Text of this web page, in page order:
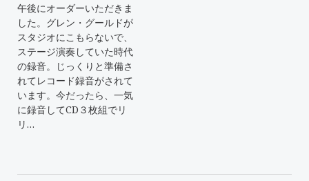
午後にオーダーいただきま
した。グレン・グールドが
スタジオにこもらないで、
ステージ演奏していた時代
の録音。じっくりと準備さ
れてレコード録音がされて
います。今だったら、一気
に録音してCD３枚組でリ
リ…